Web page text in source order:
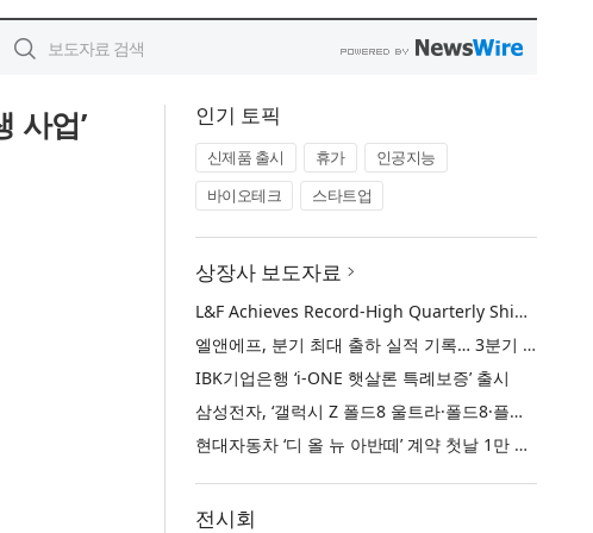
사업’
인기 토픽
신제품 출시 휴가
인공지능
바이오테크
스타트업
상장사 보도자료
L&F Achieves Record-High Quarterly Shipments, Begins LFP Supply for North American ESS in Q3 Advancing its Two-Track NCM and LFP Growth Strategy
엘앤에프, 분기 최대 출하 실적 기록… 3분기 북미 ESS향 LFP 공급 착수 NCM+LFP ‘2-Track’ 성장 전략 실현
IBK기업은행 ‘i-ONE 햇살론 특례보증’ 출시
삼성전자, ‘갤럭시 Z 폴드8 울트라·폴드8·플립8’과 ‘갤럭시 워치 울트라2·워치9’ 국내 공식 출시
현대자동차 ‘디 올 뉴 아반떼’ 계약 첫날 1만 대 돌파
전시회